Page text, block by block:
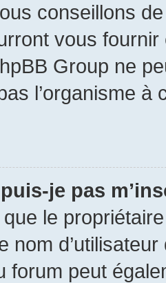
conseillons
vous
Group ne
l’organisme
je pas
le
nom
forum peut